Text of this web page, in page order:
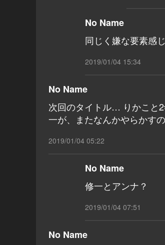
No Name
同じく嫌な要素感
2019/01/04 15:34
No Name
次回のタイトル… りかこと
一が、またなんかやらかす
2019/01/04 05:22
No Name
修一とアンナ？
2019/01/04 07:51
No Name